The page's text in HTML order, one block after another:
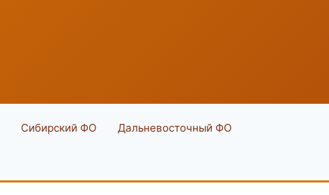
Сибирский ФО Дальневосточный ФО